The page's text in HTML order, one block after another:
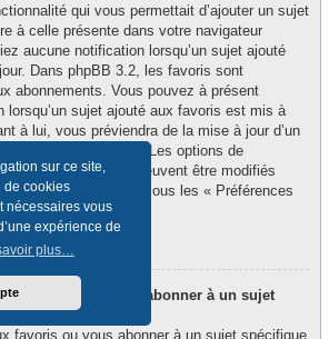
sur ce site,
de cookies
nécessaires vous
expérience de
plus…
qui vous permettait d’ajouter un sujet
à celle présente dans votre navigateur
aucune notification lorsqu’un sujet ajouté
Dans phpBB 3.2, les favoris sont
abonnements. Vous pouvez à présent
lorsqu’un sujet ajouté aux favoris est mis à
à lui, vous préviendra de la mise à jour d’un
vous êtes abonné. Les options de
des abonnements peuvent être modifiés
de l’utilisateur, sous les « Préférences
aux favoris ou m’abonner à un sujet
favoris ou vous abonner à un sujet spécifique